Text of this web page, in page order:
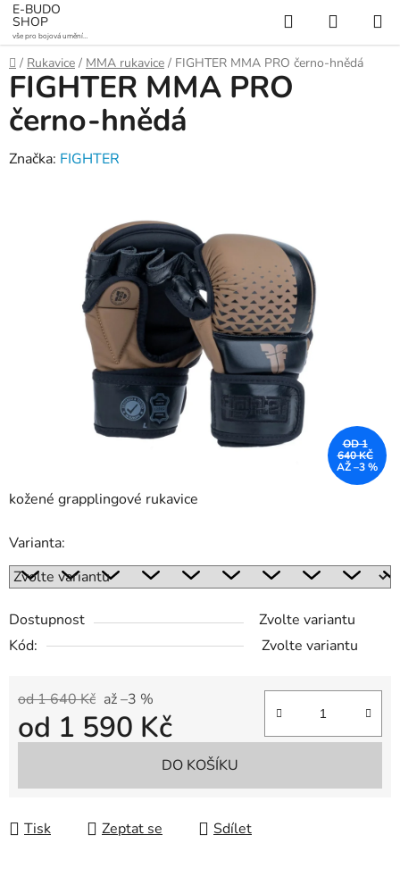
Přejít
na
obsah
E-BUDO
SHOP
vše pro bojová umění a
sporty
Hledat
KOŠÍK
Domů
/ Rukavice / MMA rukavice / FIGHTER MMA PRO černo-hnědá
kožené grapplingové rukavice
Varianta:
Dostupnost
Zvolte variantu
Kód:
Zvolte variantu
od 1 640 Kč až –3 %
od 1 590 Kč
DO KOŠÍKU
Tisk Zeptat se Sdílet
FIGHTER MMA PRO
černo-hnědá
Značka: FIGHTER
OD 1
640 KČ
AŽ –3 %